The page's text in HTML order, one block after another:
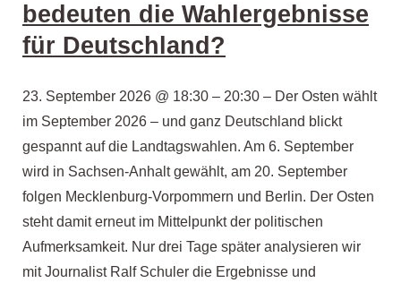
bedeuten die Wahlergebnisse
für Deutschland?
23. September 2026 @ 18:30 – 20:30 – Der Osten wählt
im September 2026 – und ganz Deutschland blickt
gespannt auf die Landtagswahlen. Am 6. September
wird in Sachsen-Anhalt gewählt, am 20. September
folgen Mecklenburg-Vorpommern und Berlin. Der Osten
steht damit erneut im Mittelpunkt der politischen
Aufmerksamkeit. Nur drei Tage später analysieren wir
mit Journalist Ralf Schuler die Ergebnisse und